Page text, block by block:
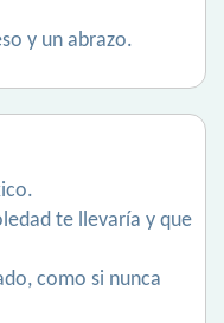
y un abrazo.
te llevaría y que
como si nunca